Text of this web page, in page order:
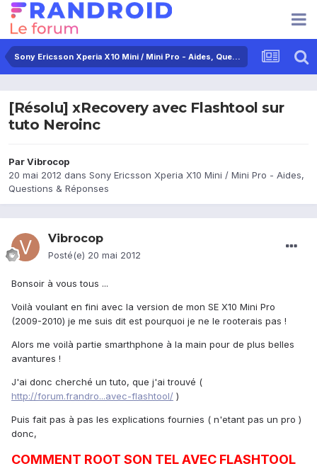
Sony Ericsson Xperia X10 Mini / Mini Pro - Aides, Questions & Réponses
[Résolu] xRecovery avec Flashtool sur
tuto Neroinc
ParVibrocop
20 mai 2012 dans Sony Ericsson Xperia X10 Mini / Mini Pro - Aides,
Questions & Réponses
Vibrocop
Posté(e) 20 mai 2012
Bonsoir à vous tous ...
Voilà voulant en fini avec la version de mon SE X10 Mini Pro
(2009-2010) je me suis dit est pourquoi je ne le rooterais pas !
Alors me voilà partie smarthphone à la main pour de plus belles
avantures !
J'ai donc cherché un tuto, que j'ai trouvé (
http://forum.frandro...avec-flashtool/ )
Puis fait pas à pas les explications fournies ( n'etant pas un pro )
donc,
COMMENT ROOT SON TEL AVEC FLASHTOOL